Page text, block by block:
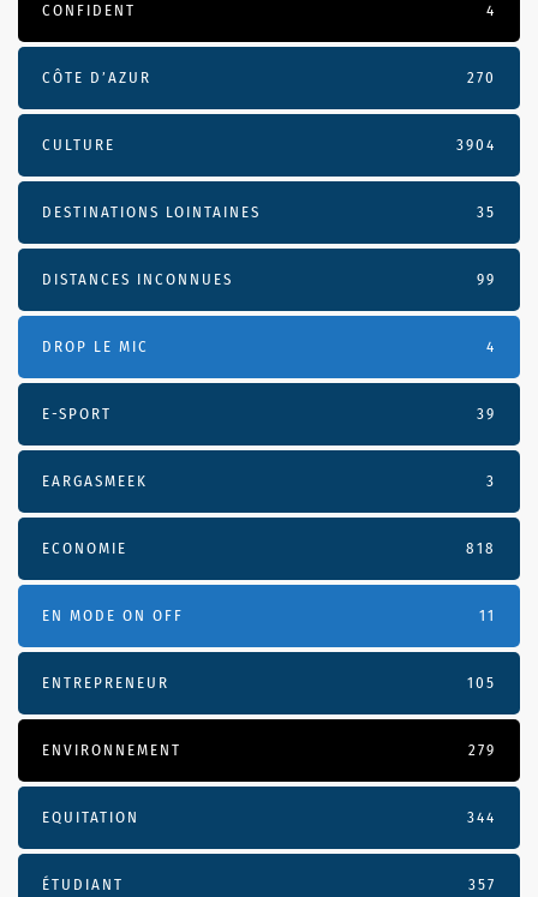
CONFIDENT 4
CÔTE D’AZUR 270
CULTURE 3904
DESTINATIONS LOINTAINES 35
DISTANCES INCONNUES 99
DROP LE MIC 4
E-SPORT 39
EARGASMEEK 3
ECONOMIE 818
EN MODE ON OFF 11
ENTREPRENEUR 105
ENVIRONNEMENT 279
EQUITATION 344
ÉTUDIANT 357